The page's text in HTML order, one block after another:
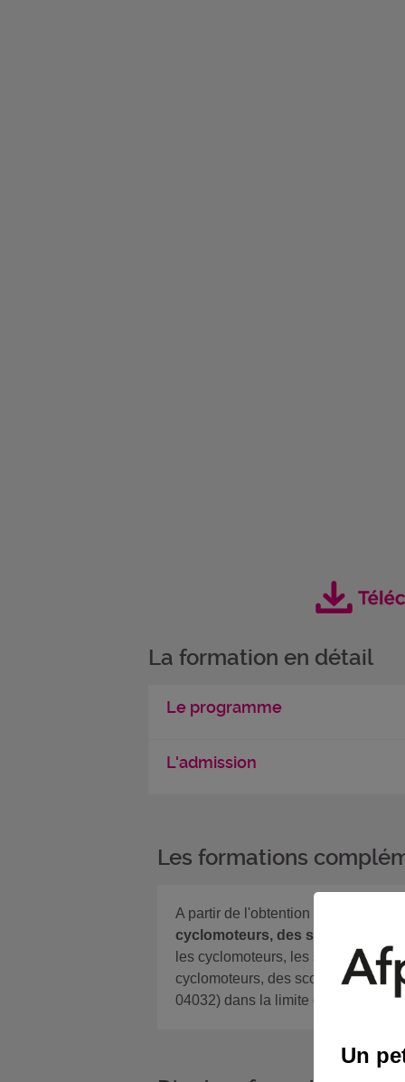
La formation en détail
Le programme
L'admission
Les formations
A partir de l'obtention du certificat
cyclomoteurs, des scooters et
les cyclomoteurs, les scooter et
cyclomoteurs, des scooters et des
04032) dans la limite de la durée de
Un